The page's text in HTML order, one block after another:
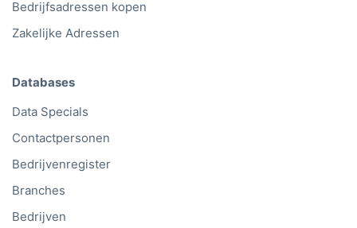
Bedrijfsadressen kopen
Zakelijke Adressen
Databases
Data Specials
Contactpersonen
Bedrijvenregister
Branches
Bedrijven